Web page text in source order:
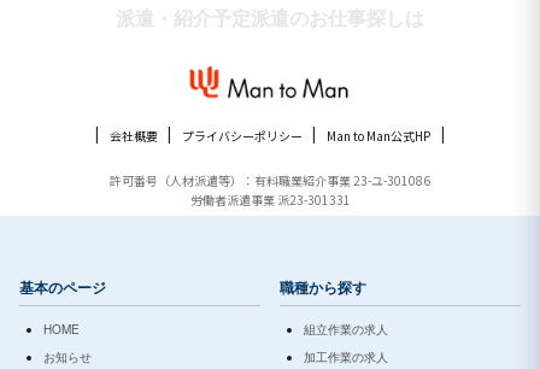
派遣・紹介予定派遣のお仕事探しは
会社概要 プライバシーポリシー Man to Man公式HP
許可番号（人材派遣等）：有料職業紹介事業 23-ユ-301086
労働者派遣事業 派23-301331
基本のページ
HOME
お知らせ
職種から探す
組立作業の求人
加工作業の求人